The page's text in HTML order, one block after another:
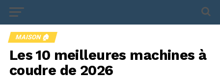
MAISON 🏠
Les 10 meilleures machines à
coudre de 2026